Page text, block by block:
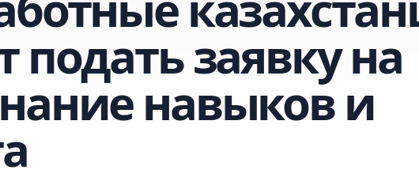
подать заявку на
навыков и